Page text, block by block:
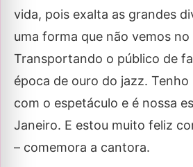
vida, pois exalta as grandes
uma forma que não vemos no
Transportando o público de
época de ouro do jazz.
com o espetáculo e é nossa
Janeiro. E estou muito feliz
– comemora a cantora.